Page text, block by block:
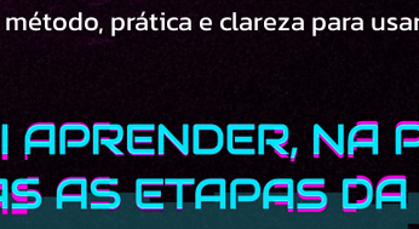
prática e clareza para